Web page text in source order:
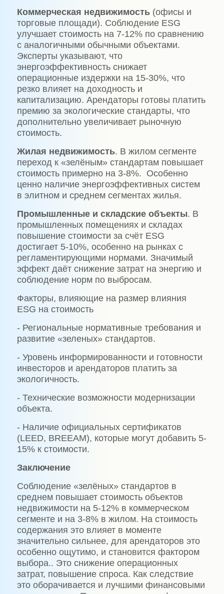
Коммерческая недвижимость(офисы и
торговые площади). Соблюдение ESG
улучшает стоимость на 7-12% по сравнению
с аналогичными обычными объектами.
Эксперты указывают, что
энергоэффективность снижает
операционные издержки на 15-30%, что
резко влияет на доходность и
капитализацию. Арендаторы готовы платить
премию за экологические стандарты, что
дополнительно увеличивает рыночную
стоимость.
Жилая недвижимость. В жилом сегменте
переход к «зелёным» стандартам повышает
стоимость примерно на 3-8%. Особенно
ценно наличие энергоэффективных систем
в элитном и среднем сегментах жилья.
Промышленные и складские объекты. В
промышленных помещениях и складах
повышение стоимости за счёт ESG
достигает 5-10%, особенно на рынках с
регламентирующими нормами. Значимый
эффект даёт снижение затрат на энергию и
соблюдение норм по выбросам.
Факторы, влияющие на размер влияния
ESG на стоимость
- Региональные нормативные требования и
развитие «зеленых» стандартов.
- Уровень информированности и готовности
инвесторов и арендаторов платить за
экологичность.
- Технические возможности модернизации
объекта.
- Наличие официальных сертификатов
(LEED, BREEAM), которые могут добавить 5-
15% к стоимости.
Заключение
Соблюдение «зелёных» стандартов в
среднем повышает стоимость объектов
недвижимости на 5-12% в коммерческом
сегменте и на 3-8% в жилом. На стоимость
содержания это влияет в моменте
значительно сильнее, для арендаторов это
особенно ощутимо, и становится фактором
выбора.. Это снижение операционных
затрат, повышение спроса. Как следствие
это оборачивается и лучшими финансовыми